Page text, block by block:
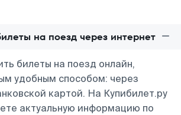
на поезд через интернет
билеты на поезд онлайн,
удобным способом: через
картой. На Купибилет.ру
актуальную информацию по